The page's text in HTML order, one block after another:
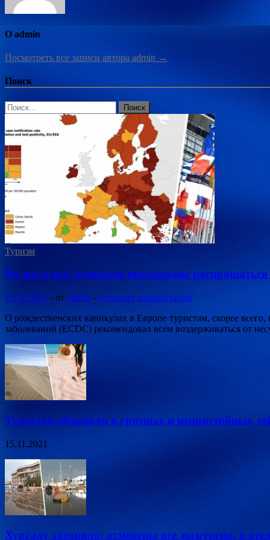
О admin
Посмотреть все записи автора admin →
Поиск
Найти:
Туризм
Ну вот и всё: туристам предложено
15.11.2021 - от admin - Оставьте комментарий
О рождественских каникулах в Европе туристам, скорее
заболеваний (ECDC) рекомендовал всем воздерживаться от
Туристов обвинили в грязных и непристойных
15.11.2021
Хургаду затопило: отменены все экскурсии, в